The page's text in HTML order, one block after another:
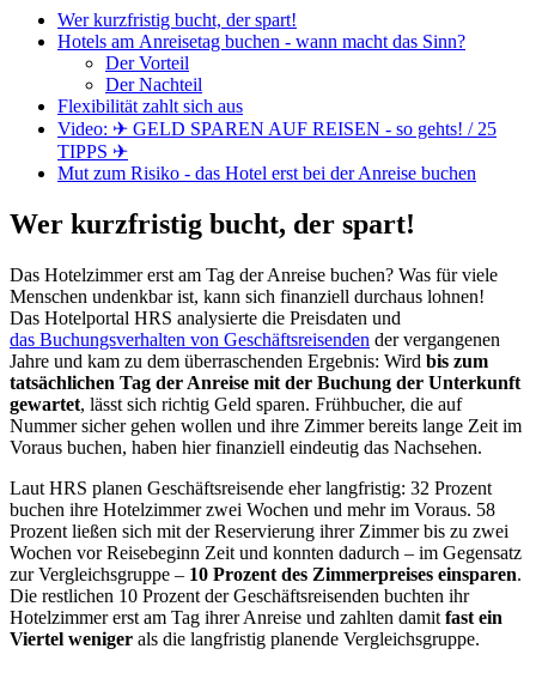
Wer kurzfristig bucht, der spart!
Hotels am Anreisetag buchen - wann macht das Sinn?
Der Vorteil
Der Nachteil
Flexibilität zahlt sich aus
Video: ✈ GELD SPAREN AUF REISEN - so gehts! / 25
TIPPS ✈
Mut zum Risiko - das Hotel erst bei der Anreise buchen
Wer kurzfristig bucht, der spart!
Das Hotelzimmer erst am Tag der Anreise buchen? Was für viele
Menschen undenkbar ist, kann sich finanziell durchaus lohnen!
Das Hotelportal HRS analysierte die Preisdaten und
das Buchungsverhalten von Geschäftsreisenden der vergangenen
Jahre und kam zu dem überraschenden Ergebnis: Wird bis zum
tatsächlichen Tag der Anreise mit der Buchung der Unterkunft
gewartet, lässt sich richtig Geld sparen. Frühbucher, die auf
Nummer sicher gehen wollen und ihre Zimmer bereits lange Zeit im
Voraus buchen, haben hier finanziell eindeutig das Nachsehen.
Laut HRS planen Geschäftsreisende eher langfristig: 32 Prozent
buchen ihre Hotelzimmer zwei Wochen und mehr im Voraus. 58
Prozent ließen sich mit der Reservierung ihrer Zimmer bis zu zwei
Wochen vor Reisebeginn Zeit und konnten dadurch – im Gegensatz
zurVergleichsgruppe – 10 Prozent des Zimmerpreises einsparen.
Die restlichen 10 Prozent derGeschäftsreisenden buchten ihr
Hotelzimmer erst am Tag ihrer Anreise und zahlten damit fast ein
Viertel weniger als die langfristig planende Vergleichsgruppe.